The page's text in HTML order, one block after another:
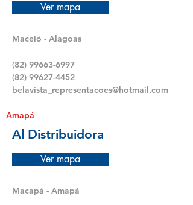
Ver mapa
Maceió - Alagoas
(82) 99663-6997
(82) 99627-4452
belavista_representacoes@hotmail.com
Amapá
Al Distribuidora
Ver mapa
Macapá - Amapá